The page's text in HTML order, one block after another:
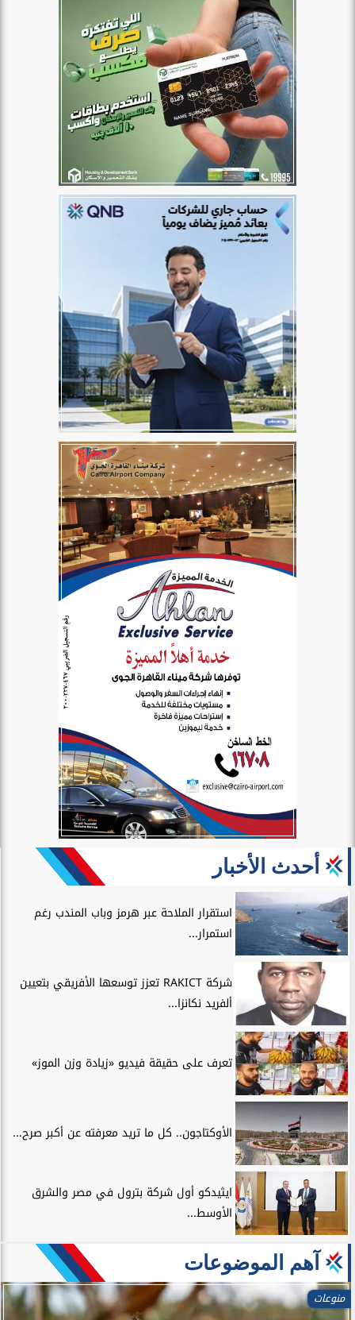
أحدث الأخبار
استقرار الملاحة عبر هرمز وباب المندب رغم
استمرار...
شركة RAKICT تعزز توسعها الأفريقي بتعيين
ألفريد نكانزا...
تعرف على حقيقة فيديو «زيادة وزن الموز»
الأوكتاجون.. كل ما تريد معرفته عن أكبر صرح...
ايثيدكو أول شركة بترول في مصر والشرق
الأوسط...
آهم الموضوعات
منوعات